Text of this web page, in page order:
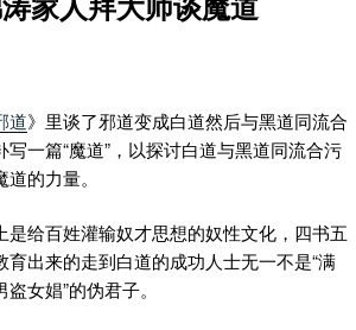
道》里谈了邪道变成白道然后与黑道同流合
一篇“魔道”，以探讨白道与黑道同流合污
的力量。
是给百姓灌输奴才思想的奴性文化，四书五
出来的走到白道的成功人士无一不是“满
女娼”的伪君子。